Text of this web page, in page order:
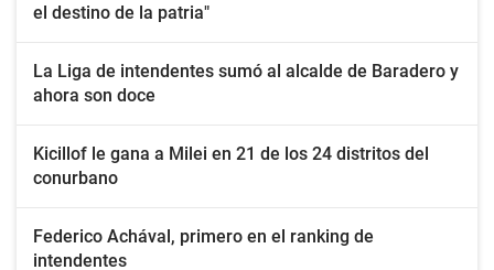
el destino de la patria"
La Liga de intendentes sumó al alcalde de Baradero y
ahora son doce
Kicillof le gana a Milei en 21 de los 24 distritos del
conurbano
Federico Achával, primero en el ranking de
intendentes